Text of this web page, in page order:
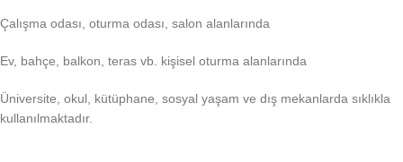
Çalışma odası, oturma odası, salon alanlarında
Ev, bahçe, balkon, teras vb. kişisel oturma alanlarında
Üniversite, okul, kütüphane, sosyal yaşam ve dış mekanlarda sıklıkla
kullanılmaktadır.